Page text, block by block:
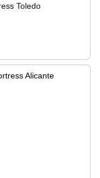
Toledo